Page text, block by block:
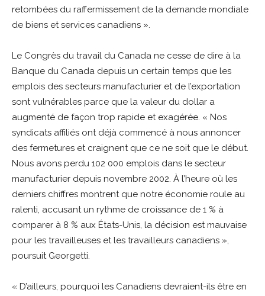
retombées du raffermissement de la demande mondiale
de biens et services canadiens ».
Le Congrès du travail du Canada ne cesse de dire à la
Banque du Canada depuis un certain temps que les
emplois des secteurs manufacturier et de l’exportation
sont vulnérables parce que la valeur du dollar a
augmenté de façon trop rapide et exagérée. « Nos
syndicats affiliés ont déjà commencé à nous annoncer
des fermetures et craignent que ce ne soit que le début.
Nous avons perdu 102 000 emplois dans le secteur
manufacturier depuis novembre 2002. À l’heure où les
derniers chiffres montrent que notre économie roule au
ralenti, accusant un rythme de croissance de 1 % à
comparer à 8 % aux États-Unis, la décision est mauvaise
pour les travailleuses et les travailleurs canadiens »,
poursuit Georgetti.
« D’ailleurs, pourquoi les Canadiens devraient-ils être en